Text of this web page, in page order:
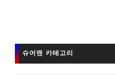
슈어맨 카테고리